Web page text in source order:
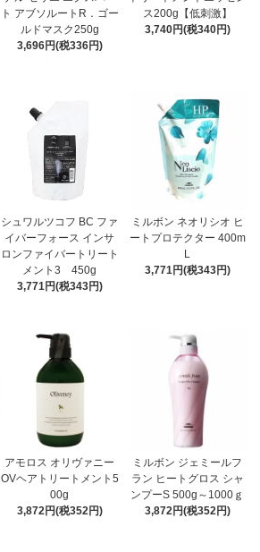
ト アブソルートR．ゴー
ルドマスク250g
3,696円(税336円)
ス200g【低刺激】
3,740円(税340円)
シュワルツコフ BC ファ
イバーフォース インサ
ロンファイバートリート
メント3 450g
3,771円(税343円)
ミルボン ネオリシオ ヒ
ートプロテクター 400m
L
3,771円(税343円)
アモロス オリヴァニー
OVヘアトリートメント5
00g
3,872円(税352円)
ミルボン ジェミールフ
ラン ヒートグロス シャ
ンプーS 500g～1000ｇ
3,872円(税352円)